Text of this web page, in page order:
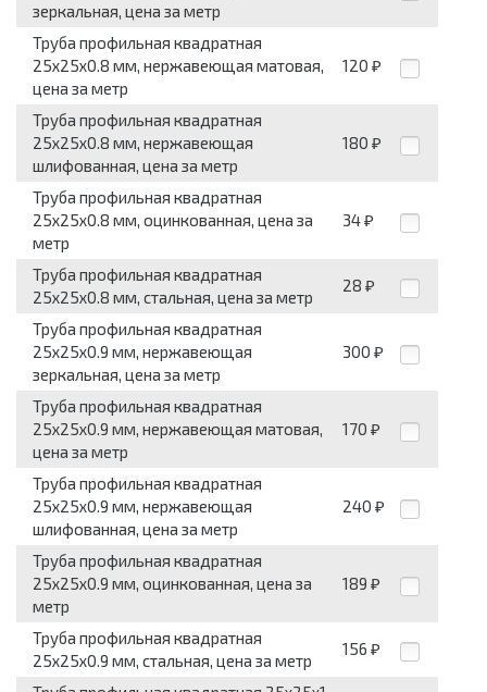
зеркальная, цена за метр
Труба профильная квадратная
25x25x0.8 мм, нержавеющая матовая,
цена за метр
120 ₽
Труба профильная квадратная
25x25x0.8 мм, нержавеющая
шлифованная, цена за метр
180 ₽
Труба профильная квадратная
25x25x0.8 мм, оцинкованная, цена за
метр
34 ₽
Труба профильная квадратная
25x25x0.8 мм, стальная, цена за метр
28 ₽
Труба профильная квадратная
25x25x0.9 мм, нержавеющая
зеркальная, цена за метр
300 ₽
Труба профильная квадратная
25x25x0.9 мм, нержавеющая матовая,
цена за метр
170 ₽
Труба профильная квадратная
25x25x0.9 мм, нержавеющая
шлифованная, цена за метр
240 ₽
Труба профильная квадратная
25x25x0.9 мм, оцинкованная, цена за
метр
189 ₽
Труба профильная квадратная
25x25x0.9 мм, стальная, цена за метр
156 ₽